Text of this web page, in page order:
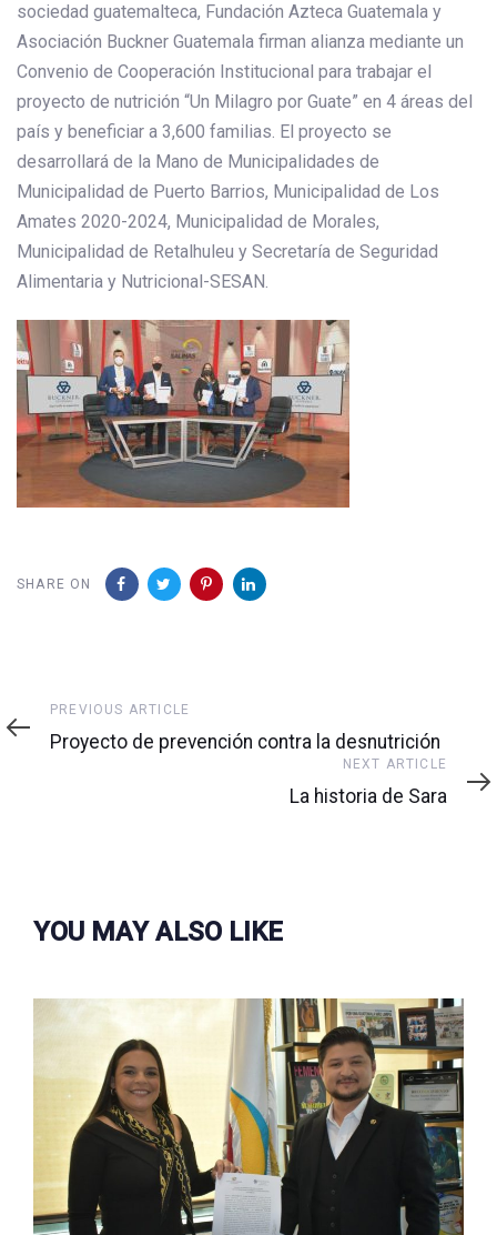
sociedad guatemalteca, Fundación Azteca Guatemala y
Asociación Buckner Guatemala firman alianza mediante un
Convenio de Cooperación Institucional para trabajar el
proyecto de nutrición “Un Milagro por Guate” en 4 áreas del
país y beneficiar a 3,600 familias. El proyecto se
desarrollará de la Mano de Municipalidades de
Municipalidad de Puerto Barrios, Municipalidad de Los
Amates 2020-2024, Municipalidad de Morales,
Municipalidad de Retalhuleu y Secretaría de Seguridad
Alimentaria y Nutricional-SESAN.
SHARE ON
Previous
Article
PREVIOUS ARTICLE
Proyecto de prevención contra la desnutrición
Article
NEXT ARTICLE
La historia de Sara
YOU MAY ALSO LIKE